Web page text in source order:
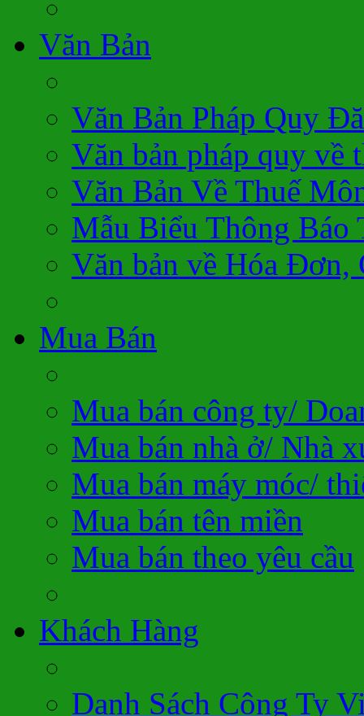
Văn Bản
Văn Bản Pháp Quy
Văn bản pháp quy về
Văn Bản Về Thuế
Mẫu Biểu Thông Báo
Văn bản về Hóa Đơn,
Mua Bán
Mua bán công ty/
Mua bán nhà ở/ Nhà
Mua bán máy móc/
Mua bán tên miền
Mua bán theo yêu cầu
Khách Hàng
Danh Sách Công Ty